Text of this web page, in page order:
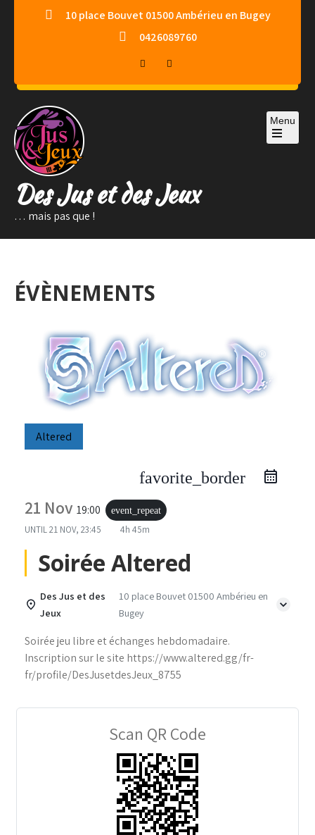
10 place Bouvet 01500 Ambérieu en Bugey
0426089760
Des Jus et des Jeux
… mais pas que !
Menu
ÉVÈNEMENTS
Altered
favorite_border
21 Nov 19:00 event_repeat
UNTIL21 NOV, 23:45 4h 45m
Soirée Altered
Des Jus et des
Jeux
10 place Bouvet 01500 Ambérieu en
Bugey
Soirée jeu libre et échanges hebdomadaire.
Inscription sur le site https://www.altered.gg/fr-
fr/profile/DesJusetdesJeux_8755
Scan QR Code